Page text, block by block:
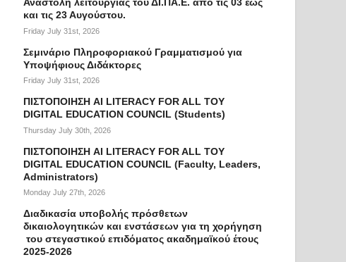
και τις 23 Αυγούστου.
Friday July 31st, 2026
Σεμινάριο Πληροφοριακού Γραμματισμού για
Υποψήφιους Διδάκτορες
Friday July 31st, 2026
ΠΙΣΤΟΠΟΙΗΣΗ AI LITERACY FOR ALL ΤΟΥ
DIGITAL EDUCATION COUNCIL (Students)
Thursday July 30th, 2026
ΠΙΣΤΟΠΟΙΗΣΗ AI LITERACY FOR ALL ΤΟΥ
DIGITAL EDUCATION COUNCIL (Faculty, Leaders,
Administrators)
Monday July 27th, 2026
Διαδικασία υποβολής πρόσθετων
δικαιολογητικών και ενστάσεων για τη χορήγηση
του στεγαστικού επιδόματος ακαδημαϊκού έτους
2025-2026